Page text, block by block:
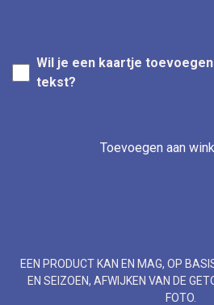
Wil je een kaartje
tekst?
Toevoegen aan
EEN PRODUCT KAN EN MAG, OP
EN SEIZOEN, AFWIJKEN VAN DE
FOTO.